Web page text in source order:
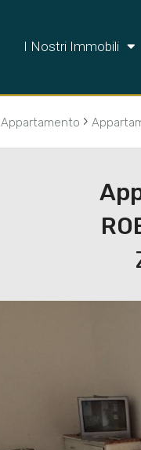
I Nostri Immobili
Appartamento ›